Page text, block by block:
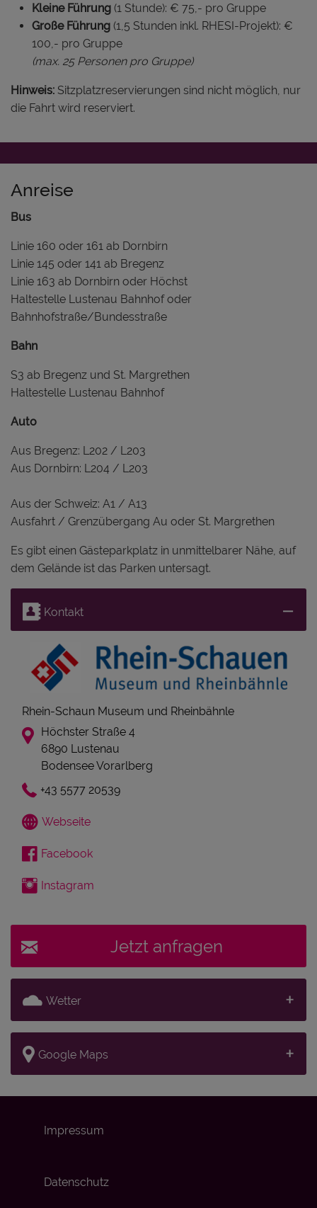
Kleine Führung (1 Stunde): € 75,- pro Gruppe
Große Führung (1,5 Stunden inkl. RHESI-Projekt): €
100,- pro Gruppe
(max. 25 Personen pro Gruppe)
Hinweis: Sitzplatzreservierungen sind nicht möglich, nur
die Fahrt wird reserviert.
Anreise
Bus
Linie 160 oder 161 ab Dornbirn
Linie 145 oder 141 ab Bregenz
Linie 163 ab Dornbirn oder Höchst
Haltestelle Lustenau Bahnhof oder
Bahnhofstraße/Bundesstraße
Bahn
S3 ab Bregenz und St. Margrethen
Haltestelle Lustenau Bahnhof
Auto
Aus Bregenz: L202 / L203
Aus Dornbirn: L204 / L203
Aus der Schweiz: A1 / A13
Ausfahrt / Grenzübergang Au oder St. Margrethen
Es gibt einen Gästeparkplatz in unmittelbarer Nähe, auf
dem Gelände ist das Parken untersagt.
Kontakt
Rhein-Schaun Museum und Rheinbähnle
Höchster Straße 4
6890 Lustenau
Bodensee Vorarlberg
+43 5577 20539
Webseite
Facebook
Instagram
Jetzt anfragen
Wetter
Google Maps
Impressum
Datenschutz